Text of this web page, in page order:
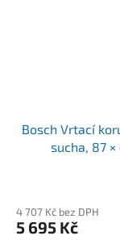
Bosch Vrtací
sucha, 87
4 707 Kč bez DPH
5 695 Kč